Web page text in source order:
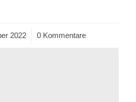
2022 0 Kommentare